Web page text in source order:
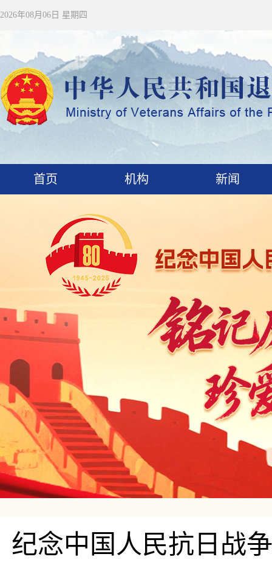
2026年08月06日 星期四
首页 机构 新闻
纪念中国人民抗日战